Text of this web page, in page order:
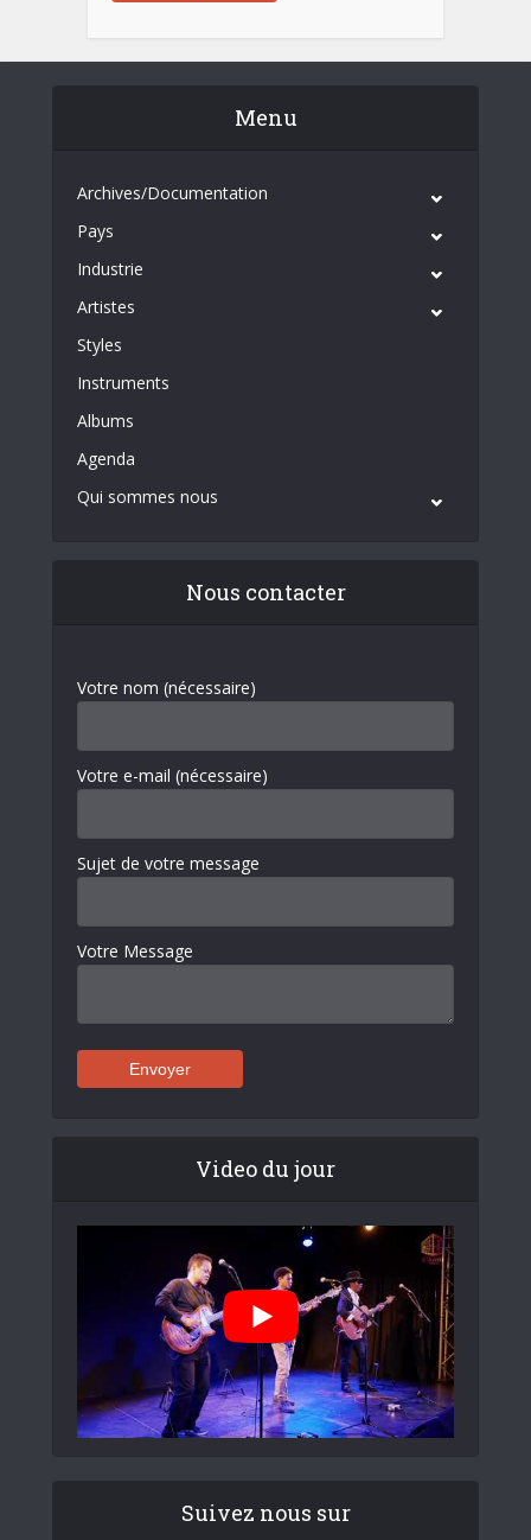
Menu
Archives/Documentation
Pays
Industrie
Artistes
Styles
Instruments
Albums
Agenda
Qui sommes nous
Nous contacter
Votre nom (nécessaire)
Votre e-mail (nécessaire)
Sujet de votre message
Votre Message
Video du jour
Suivez nous sur